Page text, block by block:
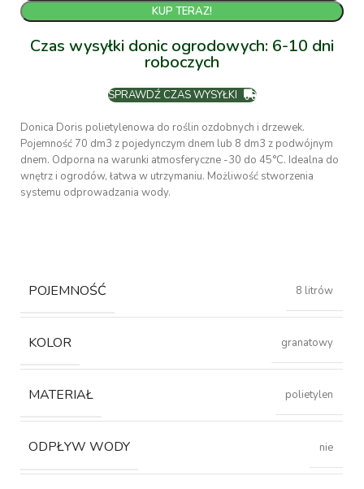
KUP TERAZ!
Czas wysyłki donic ogrodowych: 6-10 dni
roboczych
SPRAWDŹ CZAS WYSYŁKI
Donica Doris polietylenowa do roślin ozdobnych i drzewek.
Pojemność 70 dm3 z pojedynczym dnem lub 8 dm3 z podwójnym
dnem. Odporna na warunki atmosferyczne -30 do 45°C. Idealna do
wnętrz i ogrodów, łatwa w utrzymaniu. Możliwość stworzenia
systemu odprowadzania wody.
POJEMNOŚĆ 8 litrów
KOLOR granatowy
MATERIAŁ polietylen
ODPŁYW WODY nie